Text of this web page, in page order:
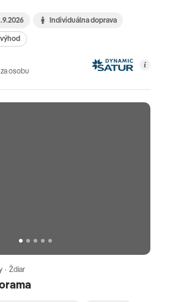
Individuálna doprava
výhod
za osobu
· Ždiar